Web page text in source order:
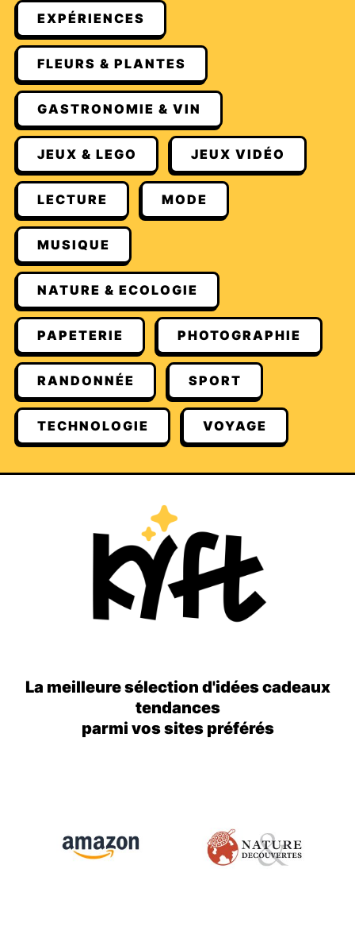
EXPÉRIENCES
FLEURS & PLANTES
GASTRONOMIE & VIN
JEUX & LEGO JEUX VIDÉO
LECTURE MODE
MUSIQUE
NATURE & ECOLOGIE
PAPETERIE PHOTOGRAPHIE
RANDONNÉE SPORT
TECHNOLOGIE VOYAGE
La meilleure sélection d'idées cadeaux
tendances
parmi vos sites préférés